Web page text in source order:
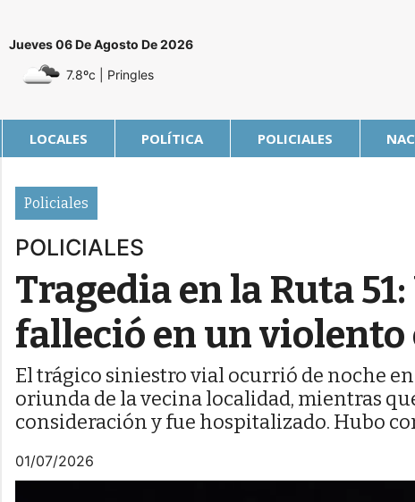
Jueves 06 De Agosto De 2026
7.8ºc
| Pringles
LOCALES POLÍTICA POLICIALES
Policiales
POLICIALES
Tragedia en la Ruta
falleció en un violento
El trágico siniestro vial ocurrió de noche
oriunda de la vecina localidad, mientras
consideración y fue hospitalizado. Hubo
01/07/2026